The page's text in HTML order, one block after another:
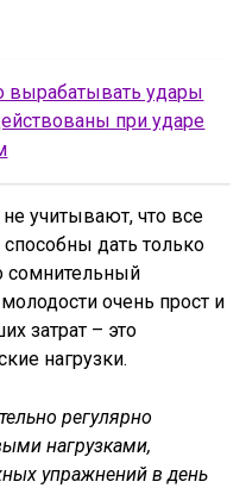
вырабатывать удары
при ударе
учитывают, что все
дать только
сомнительный
очень прост и
затрат – это
нагрузки.
регулярно
нагрузками,
упражнений в день